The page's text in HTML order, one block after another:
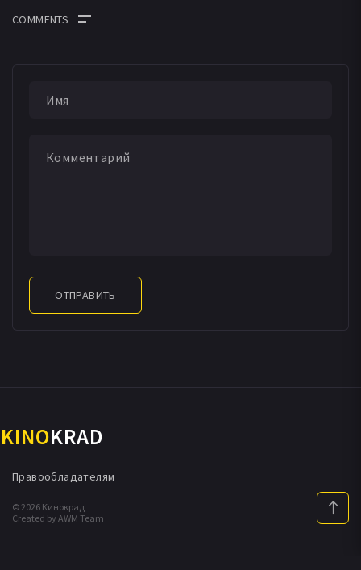
ОТПРАВИТЬ
KINOKRAD
© 2026 Кинокрад
Created by AWM Team
Правообладателям